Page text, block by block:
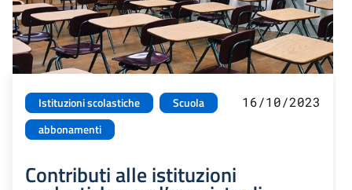
Istituzioni scolastiche
Scuola
abbonamenti
16/10/2023
Contributi alle istituzioni